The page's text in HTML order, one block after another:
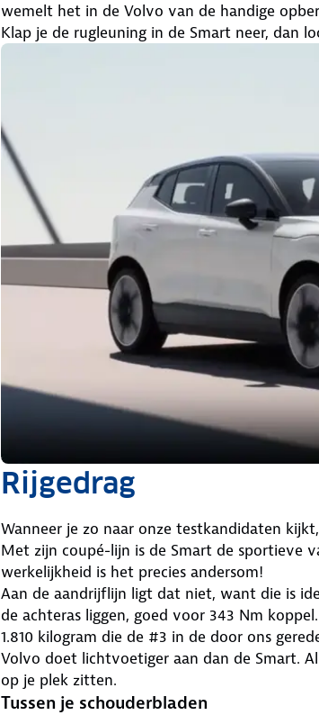
wemelt het in de Volvo van de handige
Klap je de rugleuning in de Smart neer, dan
Rijgedrag
Wanneer je zo naar onze testkandidaten
Met zijn coupé-lijn is de Smart de
werkelijkheid is het precies andersom!
Aan de aandrijflijn ligt dat niet, want die is
de achteras liggen, goed voor 343 Nm
1.810 kilogram die de #3 in de door ons
Volvo doet lichtvoetiger aan dan de Smart.
op je plek zitten.
Tussen je schouderbladen